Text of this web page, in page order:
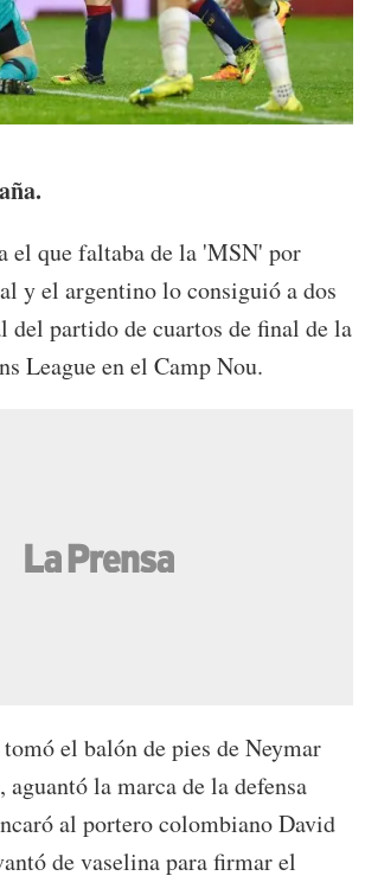
el que faltaba de la 'MSN' por
y el argentino lo consiguió a dos
del partido de cuartos de final de la
League en el Camp Nou.
el balón de pies de Neymar
aguantó la marca de la defensa
al portero colombiano David
de vaselina para firmar el